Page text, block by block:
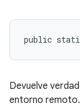
public
Devuelve
entorno remoto.